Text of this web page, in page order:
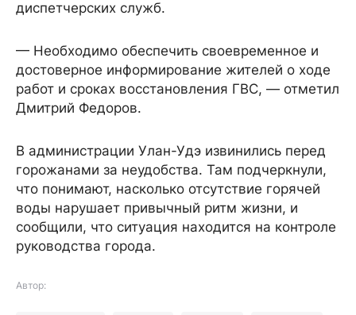
диспетчерских служб.
— Необходимо обеспечить своевременное и
достоверное информирование жителей о ходе
работ и сроках восстановления ГВС, — отметил
Дмитрий Федоров.
В администрации Улан-Удэ извинились перед
горожанами за неудобства. Там подчеркнули,
что понимают, насколько отсутствие горячей
воды нарушает привычный ритм жизни, и
сообщили, что ситуация находится на контроле
руководства города.
Автор: